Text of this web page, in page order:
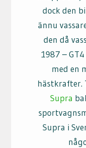
dock den
ännu
den då
1987 –
med en
hästkrafter.
Supra
Supra i